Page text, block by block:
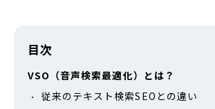
目次
VSO（音声検索最適化）とは？
従来のテキスト検索SEOとの違い